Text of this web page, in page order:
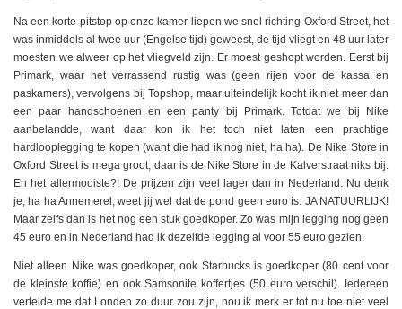
Na een korte pitstop op onze kamer liepen we snel richting Oxford Street, het
was inmiddels al twee uur (Engelse tijd) geweest, de tijd vliegt en 48 uur later
moesten we alweer op het vliegveld zijn. Er moest geshopt worden. Eerst bij
Primark, waar het verrassend rustig was (geen rijen voor de kassa en
paskamers), vervolgens bij Topshop, maar uiteindelijk kocht ik niet meer dan
een paar handschoenen en een panty bij Primark. Totdat we bij Nike
aanbelandde, want daar kon ik het toch niet laten een prachtige
hardlooplegging te kopen (want die had ik nog niet, ha ha). De Nike Store in
Oxford Street is mega groot, daar is de Nike Store in de Kalverstraat niks bij.
En het allermooiste?! De prijzen zijn veel lager dan in Nederland. Nu denk
je, ha ha Annemerel, weet jij wel dat de pond geen euro is. JA NATUURLIJK!
Maar zelfs dan is het nog een stuk goedkoper. Zo was mijn legging nog geen
45 euro en in Nederland had ik dezelfde legging al voor 55 euro gezien.
Niet alleen Nike was goedkoper, ook Starbucks is goedkoper (80 cent voor
de kleinste koffie) en ook Samsonite koffertjes (50 euro verschil). Iedereen
vertelde me dat Londen zo duur zou zijn, nou ik merk er tot nu toe niet veel